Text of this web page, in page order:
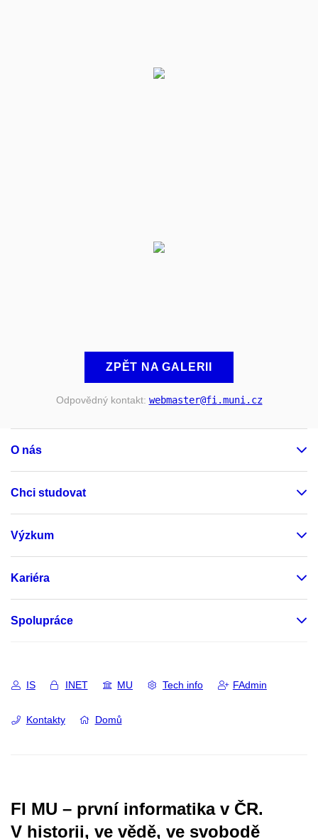
ZPĚT NA GALERII
Odpovědný kontakt: webmaster@fi.muni.cz
O nás
Chci studovat
Výzkum
Kariéra
Spolupráce
IS INET MU Tech info FAdmin
Kontakty Domů
FI MU – první informatika v ČR.
V historii, ve vědě, ve svobodě